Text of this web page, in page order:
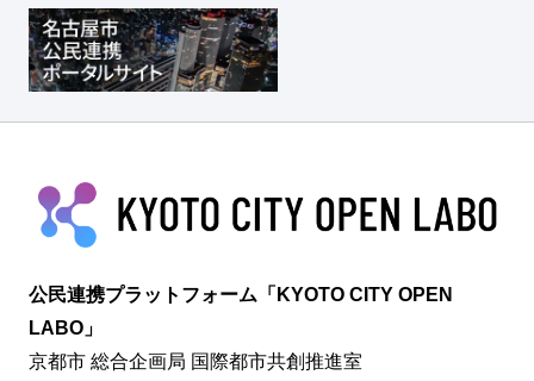
公民連携プラットフォーム「KYOTO CITY OPEN
LABO」
京都市 総合企画局 国際都市共創推進室